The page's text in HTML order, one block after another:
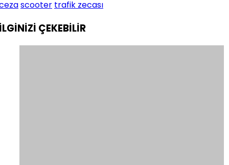
scooter trafik zecası
ÇEKEBİLİR